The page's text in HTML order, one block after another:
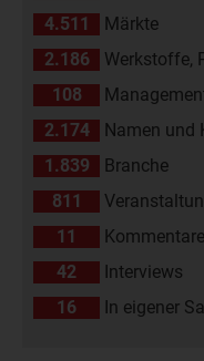
4.511
Märkte
2.186
Werkstoffe,
108
2.174
Namen und
1.839
Branche
811
11
Kommentare
42
Interviews
16
In eigener